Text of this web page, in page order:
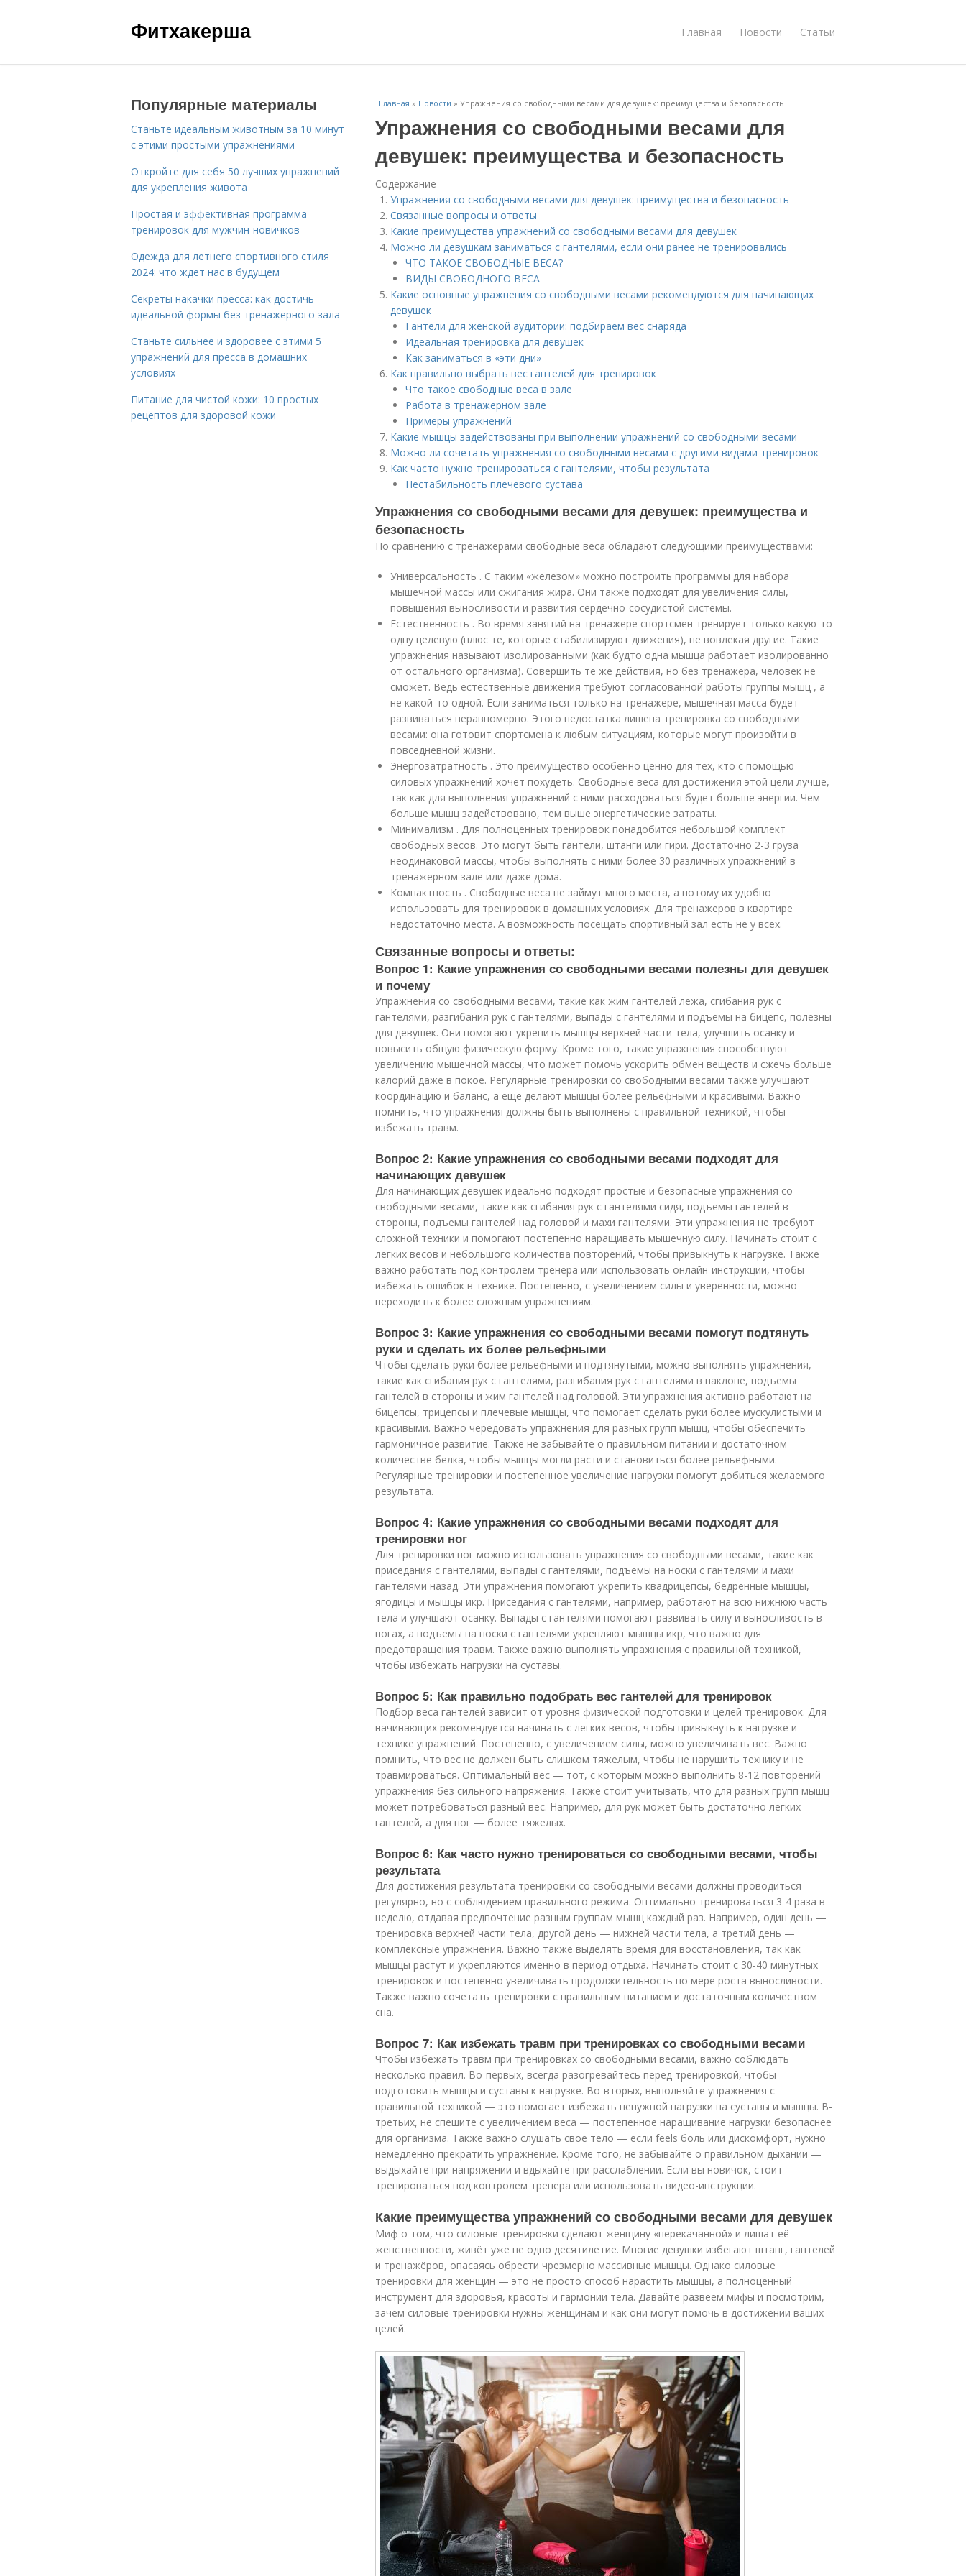
Фитхакерша Главная Новости Статьи
Главная » Новости » Упражнения со свободными весами для девушек: преимущества и безопасность
Упражнения со свободными весами для
девушек: преимущества и безопасность
Содержание
Упражнения со свободными весами для девушек: преимущества и безопасность
Связанные вопросы и ответы
Какие преимущества упражнений со свободными весами для девушек
Можно ли девушкам заниматься с гантелями, если они ранее не тренировались
ЧТО ТАКОЕ СВОБОДНЫЕ ВЕСА?
ВИДЫ СВОБОДНОГО ВЕСА
Какие основные упражнения со свободными весами рекомендуются для начинающих
девушек
Гантели для женской аудитории: подбираем вес снаряда
Идеальная тренировка для девушек
Как заниматься в «эти дни»
Как правильно выбрать вес гантелей для тренировок
Что такое свободные веса в зале
Работа в тренажерном зале
Примеры упражнений
Какие мышцы задействованы при выполнении упражнений со свободными весами
Можно ли сочетать упражнения со свободными весами с другими видами тренировок
Как часто нужно тренироваться с гантелями, чтобы результата
Нестабильность плечевого сустава
Упражнения со свободными весами для девушек: преимущества и
безопасность
По сравнению с тренажерами свободные веса обладают следующими преимуществами:
Универсальность . С таким «железом» можно построить программы для набора
мышечной массы или сжигания жира. Они также подходят для увеличения силы,
повышения выносливости и развития сердечно-сосудистой системы.
Естественность . Во время занятий на тренажере спортсмен тренирует только какую-то
одну целевую (плюс те, которые стабилизируют движения), не вовлекая другие. Такие
упражнения называют изолированными (как будто одна мышца работает изолированно
от остального организма). Совершить те же действия, но без тренажера, человек не
сможет. Ведь естественные движения требуют согласованной работы группы мышц , а
не какой-то одной. Если заниматься только на тренажере, мышечная масса будет
развиваться неравномерно. Этого недостатка лишена тренировка со свободными
весами: она готовит спортсмена к любым ситуациям, которые могут произойти в
повседневной жизни.
Энергозатратность . Это преимущество особенно ценно для тех, кто с помощью
силовых упражнений хочет похудеть. Свободные веса для достижения этой цели лучше,
так как для выполнения упражнений с ними расходоваться будет больше энергии. Чем
больше мышц задействовано, тем выше энергетические затраты.
Минимализм . Для полноценных тренировок понадобится небольшой комплект
свободных весов. Это могут быть гантели, штанги или гири. Достаточно 2-3 груза
неодинаковой массы, чтобы выполнять с ними более 30 различных упражнений в
тренажерном зале или даже дома.
Компактность . Свободные веса не займут много места, а потому их удобно
использовать для тренировок в домашних условиях. Для тренажеров в квартире
недостаточно места. А возможность посещать спортивный зал есть не у всех.
Связанные вопросы и ответы:
Вопрос 1: Какие упражнения со свободными весами полезны для девушек
и почему
Упражнения со свободными весами, такие как жим гантелей лежа, сгибания рук с
гантелями, разгибания рук с гантелями, выпады с гантелями и подъемы на бицепс, полезны
для девушек. Они помогают укрепить мышцы верхней части тела, улучшить осанку и
повысить общую физическую форму. Кроме того, такие упражнения способствуют
увеличению мышечной массы, что может помочь ускорить обмен веществ и сжечь больше
калорий даже в покое. Регулярные тренировки со свободными весами также улучшают
координацию и баланс, а еще делают мышцы более рельефными и красивыми. Важно
помнить, что упражнения должны быть выполнены с правильной техникой, чтобы
избежать травм.
Вопрос 2: Какие упражнения со свободными весами подходят для
начинающих девушек
Для начинающих девушек идеально подходят простые и безопасные упражнения со
свободными весами, такие как сгибания рук с гантелями сидя, подъемы гантелей в
стороны, подъемы гантелей над головой и махи гантелями. Эти упражнения не требуют
сложной техники и помогают постепенно наращивать мышечную силу. Начинать стоит с
легких весов и небольшого количества повторений, чтобы привыкнуть к нагрузке. Также
важно работать под контролем тренера или использовать онлайн-инструкции, чтобы
избежать ошибок в технике. Постепенно, с увеличением силы и уверенности, можно
переходить к более сложным упражнениям.
Вопрос 3: Какие упражнения со свободными весами помогут подтянуть
руки и сделать их более рельефными
Чтобы сделать руки более рельефными и подтянутыми, можно выполнять упражнения,
такие как сгибания рук с гантелями, разгибания рук с гантелями в наклоне, подъемы
гантелей в стороны и жим гантелей над головой. Эти упражнения активно работают на
бицепсы, трицепсы и плечевые мышцы, что помогает сделать руки более мускулистыми и
красивыми. Важно чередовать упражнения для разных групп мышц, чтобы обеспечить
гармоничное развитие. Также не забывайте о правильном питании и достаточном
количестве белка, чтобы мышцы могли расти и становиться более рельефными.
Регулярные тренировки и постепенное увеличение нагрузки помогут добиться желаемого
результата.
Вопрос 4: Какие упражнения со свободными весами подходят для
тренировки ног
Для тренировки ног можно использовать упражнения со свободными весами, такие как
приседания с гантелями, выпады с гантелями, подъемы на носки с гантелями и махи
гантелями назад. Эти упражнения помогают укрепить квадрицепсы, бедренные мышцы,
ягодицы и мышцы икр. Приседания с гантелями, например, работают на всю нижнюю часть
тела и улучшают осанку. Выпады с гантелями помогают развивать силу и выносливость в
ногах, а подъемы на носки с гантелями укрепляют мышцы икр, что важно для
предотвращения травм. Также важно выполнять упражнения с правильной техникой,
чтобы избежать нагрузки на суставы.
Вопрос 5: Как правильно подобрать вес гантелей для тренировок
Подбор веса гантелей зависит от уровня физической подготовки и целей тренировок. Для
начинающих рекомендуется начинать с легких весов, чтобы привыкнуть к нагрузке и
технике упражнений. Постепенно, с увеличением силы, можно увеличивать вес. Важно
помнить, что вес не должен быть слишком тяжелым, чтобы не нарушить технику и не
травмироваться. Оптимальный вес — тот, с которым можно выполнить 8-12 повторений
упражнения без сильного напряжения. Также стоит учитывать, что для разных групп мышц
может потребоваться разный вес. Например, для рук может быть достаточно легких
гантелей, а для ног — более тяжелых.
Вопрос 6: Как часто нужно тренироваться со свободными весами, чтобы
результата
Для достижения результата тренировки со свободными весами должны проводиться
регулярно, но с соблюдением правильного режима. Оптимально тренироваться 3-4 раза в
неделю, отдавая предпочтение разным группам мышц каждый раз. Например, один день —
тренировка верхней части тела, другой день — нижней части тела, а третий день —
комплексные упражнения. Важно также выделять время для восстановления, так как
мышцы растут и укрепляются именно в период отдыха. Начинать стоит с 30-40 минутных
тренировок и постепенно увеличивать продолжительность по мере роста выносливости.
Также важно сочетать тренировки с правильным питанием и достаточным количеством
сна.
Вопрос 7: Как избежать травм при тренировках со свободными весами
Чтобы избежать травм при тренировках со свободными весами, важно соблюдать
несколько правил. Во-первых, всегда разогревайтесь перед тренировкой, чтобы
подготовить мышцы и суставы к нагрузке. Во-вторых, выполняйте упражнения с
правильной техникой — это помогает избежать ненужной нагрузки на суставы и мышцы. В-
третьих, не спешите с увеличением веса — постепенное наращивание нагрузки безопаснее
для организма. Также важно слушать свое тело — если feels боль или дискомфорт, нужно
немедленно прекратить упражнение. Кроме того, не забывайте о правильном дыхании —
выдыхайте при напряжении и вдыхайте при расслаблении. Если вы новичок, стоит
тренироваться под контролем тренера или использовать видео-инструкции.
Какие преимущества упражнений со свободными весами для девушек
Миф о том, что силовые тренировки сделают женщину «перекачанной» и лишат её
женственности, живёт уже не одно десятилетие. Многие девушки избегают штанг, гантелей
и тренажёров, опасаясь обрести чрезмерно массивные мышцы. Однако силовые
тренировки для женщин — это не просто способ нарастить мышцы, а полноценный
инструмент для здоровья, красоты и гармонии тела. Давайте развеем мифы и посмотрим,
зачем силовые тренировки нужны женщинам и как они могут помочь в достижении ваших
целей.
Популярные материалы
Станьте идеальным животным за 10 минут
с этими простыми упражнениями
Откройте для себя 50 лучших упражнений
для укрепления живота
Простая и эффективная программа
тренировок для мужчин-новичков
Одежда для летнего спортивного стиля
2024: что ждет нас в будущем
Секреты накачки пресса: как достичь
идеальной формы без тренажерного зала
Станьте сильнее и здоровее с этими 5
упражнений для пресса в домашних
условиях
Питание для чистой кожи: 10 простых
рецептов для здоровой кожи